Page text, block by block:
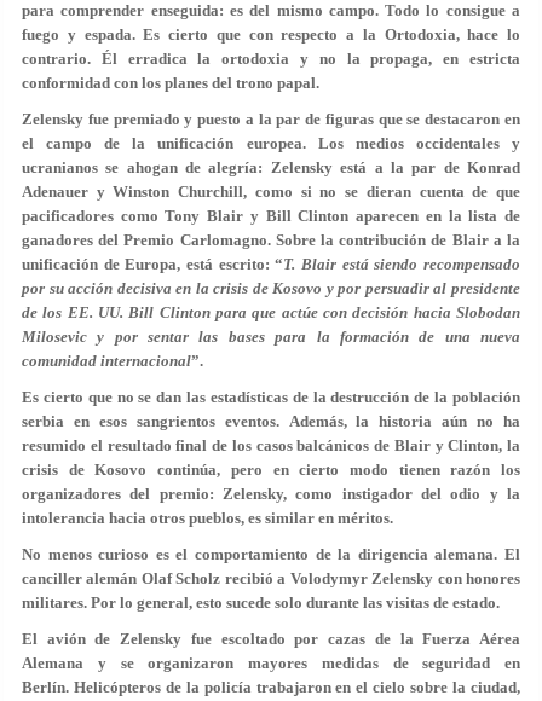
para comprender enseguida: es del mismo campo. Todo lo consigue a
fuego y espada. Es cierto que con respecto a la Ortodoxia, hace lo
contrario. Él erradica la ortodoxia y no la propaga, en estricta
conformidad con los planes del trono papal.
Zelensky fue premiado y puesto a la par de figuras que se destacaron en
el campo de la unificación europea. Los medios occidentales y
ucranianos se ahogan de alegría: Zelensky está a la par de Konrad
Adenauer y Winston Churchill, como si no se dieran cuenta de que
pacificadores como Tony Blair y Bill Clinton aparecen en la lista de
ganadores del Premio Carlomagno. Sobre la contribución de Blair a la
unificación de Europa, está escrito: “T. Blair está siendo recompensado
por su acción decisiva en la crisis de Kosovo y por persuadir al presidente
de los EE. UU. Bill Clinton para que actúe con decisión hacia Slobodan
Milosevic y por sentar las bases para la formación de una nueva
comunidad internacional”.
Es cierto que no se dan las estadísticas de la destrucción de la población
serbia en esos sangrientos eventos. Además, la historia aún no ha
resumido el resultado final de los casos balcánicos de Blair y Clinton, la
crisis de Kosovo continúa, pero en cierto modo tienen razón los
organizadores del premio: Zelensky, como instigador del odio y la
intolerancia hacia otros pueblos, es similar en méritos.
No menos curioso es el comportamiento de la dirigencia alemana. El
canciller alemán Olaf Scholz recibió a Volodymyr Zelensky con honores
militares. Por lo general, esto sucede solo durante las visitas de estado.
El avión de Zelensky fue escoltado por cazas de la Fuerza Aérea
Alemana y se organizaron mayores medidas de seguridad en
Berlín. Helicópteros de la policía trabajaron en el cielo sobre la ciudad,